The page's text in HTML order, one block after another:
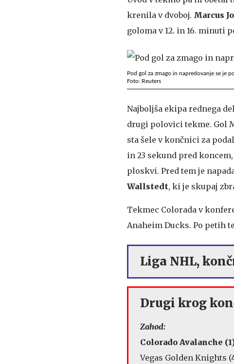
krenila v dvoboj. Marcus
goloma v 12. in 16. minuti
Pod gol za zmago in napredovanje se je
Foto: Reuters
Najboljša ekipa rednega
drugi polovici tekme. Gol
sta šele v končnici za
in 23 sekund pred
ploskvi. Pred tem je
Wallstedt, ki je skupaj
Tekmec Colorada v
Anaheim Ducks. Po petih
Liga NHL,
Drugi krog
Zahod:
Colorado Avalanche
Vegas Golden Knights